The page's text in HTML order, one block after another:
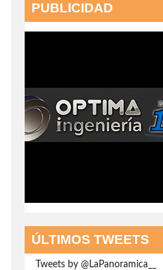
PUBLICIDAD
ÚLTIMOS TWEETS
Tweets by @LaPanoramica__